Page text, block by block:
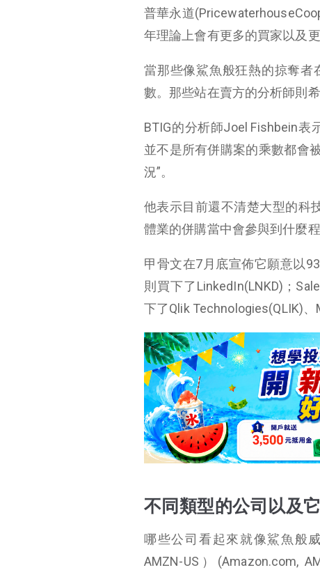
普華永道
年理論上會有更多的買家以及更
當那些像鯊魚般狂熱的掠奪者
數。那些站在賣方的分析師則
BTIG的分析師Joel Fishbein表
並不是所有併購案的乘數都會
況”。
他表示目前還不清楚大型的科
體業的併購當中會參與到什麼程
甲骨文在7月底宣佈它願意以
則買下了LinkedIn(LNKD)；
下了Qlik Technologies(QLIK)
不同類型的公司以及
哪些公司看起來就像鯊魚般
AMZN-US）(Amazon.com,